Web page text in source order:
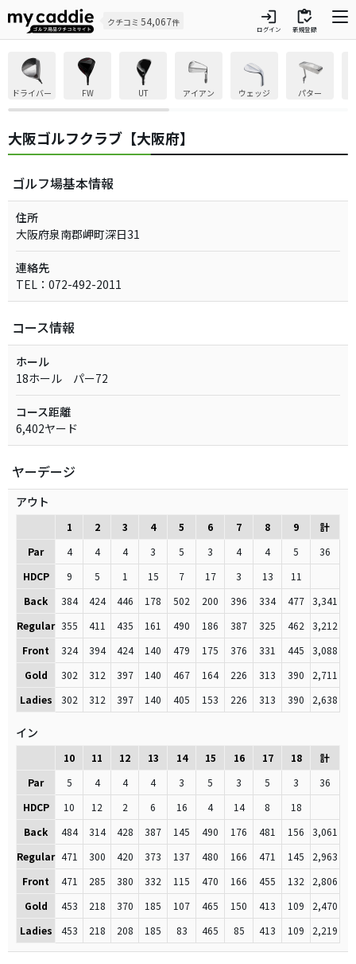
クチコミ 54,067件 login
ログイン
inventory
新規登録
ドライバー FW UT アイアン ウェッジ パター
大阪ゴルフクラブ【大阪府】
ゴルフ場基本情報
住所
大阪府泉南郡岬町深日31
連絡先
TEL：072-492-2011
コース情報
ホール
18ホール パー72
コース距離
6,402ヤード
ヤーデージ
アウト
1 2 3 4 5 6 7 8 9
計
Par
4 4 4 3 5 3 4 4 5
36
HDCP
9 5 1 15 7 17 3 13
11
Back
384 424 446 178 502 200 396 334 477 3,341
Regular 355 411 435 161 490 186 387 325 462
3,212
Front
324 394 424 140 479 175 376 331 445
3,088
Gold
302 312 397 140 467 164 226 313 390
2,711
Ladies
302 312 397 140 405 153 226 313 390 2,638
イン
10 11 12 13 14 15 16 17 18
計
Par
5 4 4 4 3 5 3 5 3
36
HDCP
10 12 2 6 16 4 14 8
18
Back
484 314 428 387 145 490 176 481 156
3,061
Regular 471 300 420 373 137 480 166 471 145
2,963
Front
471 285 380 332 115 470 166 455 132
2,806
Gold
453 218 370 185 107 465 150 413 109
2,470
Ladies
453 218 208 185 83 465 85 413 109 2,219